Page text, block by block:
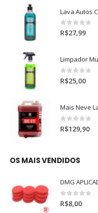
0out of 5
R$27,99
0out of 5
R$25,00
0out of 5
R$129,90
OS MAIS VENDIDOS
0out of 5
R$8,00